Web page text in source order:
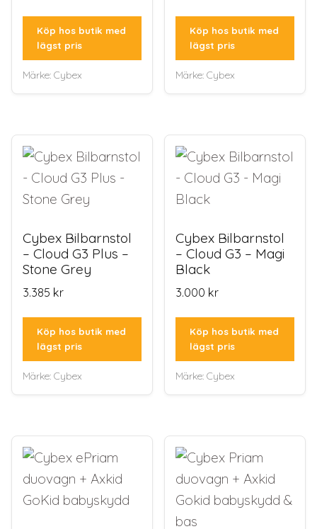
Köp hos butik med
lägst pris
Märke: Cybex
Köp hos butik med
lägst pris
Märke:Cybex
Cybex Bilbarnstol
– Cloud G3 Plus –
Stone Grey
3.385 kr
Köp hos butik med
lägst pris
Märke: Cybex
Cybex Bilbarnstol
– Cloud G3 – Magi
Black
3.000 kr
Köp hos butik med
lägst pris
Märke:Cybex